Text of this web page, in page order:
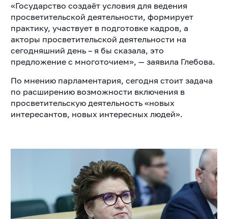
«Государство создаёт условия для ведения
просветительской деятельности, формирует
практику, участвует в подготовке кадров, а
акторы просветительской деятельности на
сегодняшний день – я бы сказала, это
предложение с многоточием», — заявила Глебова.
По мнению парламентария, сегодня стоит задача
по расширению возможности включения в
просветительскую деятельность «новых
интересантов, новых интересных людей».